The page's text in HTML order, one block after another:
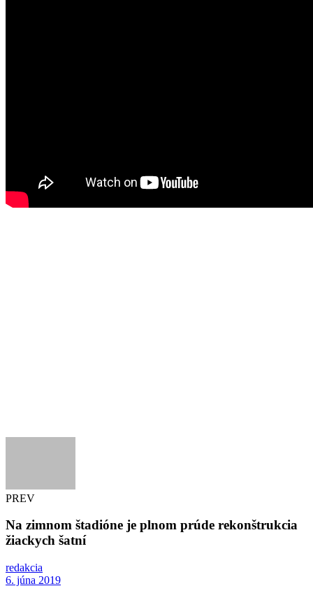
PREV
Na zimnom štadióne je plnom prúde rekonštrukcia
žiackych šatní
redakcia
6. júna 2019